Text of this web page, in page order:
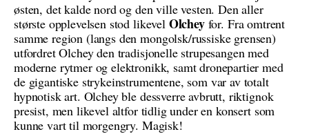
østen, det kalde nord og den ville vesten. Den aller
største opplevelsen stod likevel Olcheyfor. Fra omtrent
samme region (langs den mongolsk/russiske grensen)
utfordret Olchey den tradisjonelle strupesangen med
moderne rytmer og elektronikk, samt dronepartier med
de gigantiske strykeinstrumentene, som var av totalt
hypnotisk art. Olchey ble dessverre avbrutt, riktignok
presist, men likevel altfor tidlig under en konsert som
kunne vart til morgengry. Magisk!